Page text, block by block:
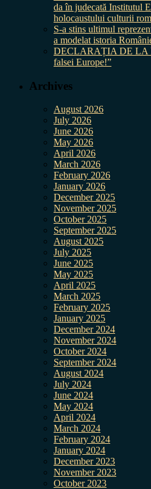
da în judecată Institutul
holocaustului culturii
S-a stins ultimul
a modelat istoria
DECLARAȚIA DE LA
falsei Europe!”
Archives
August 2026
July 2026
June 2026
May 2026
April 2026
March 2026
February 2026
January 2026
December 2025
November 2025
October 2025
September 2025
August 2025
July 2025
June 2025
May 2025
April 2025
March 2025
February 2025
January 2025
December 2024
November 2024
October 2024
September 2024
August 2024
July 2024
June 2024
May 2024
April 2024
March 2024
February 2024
January 2024
December 2023
November 2023
October 2023